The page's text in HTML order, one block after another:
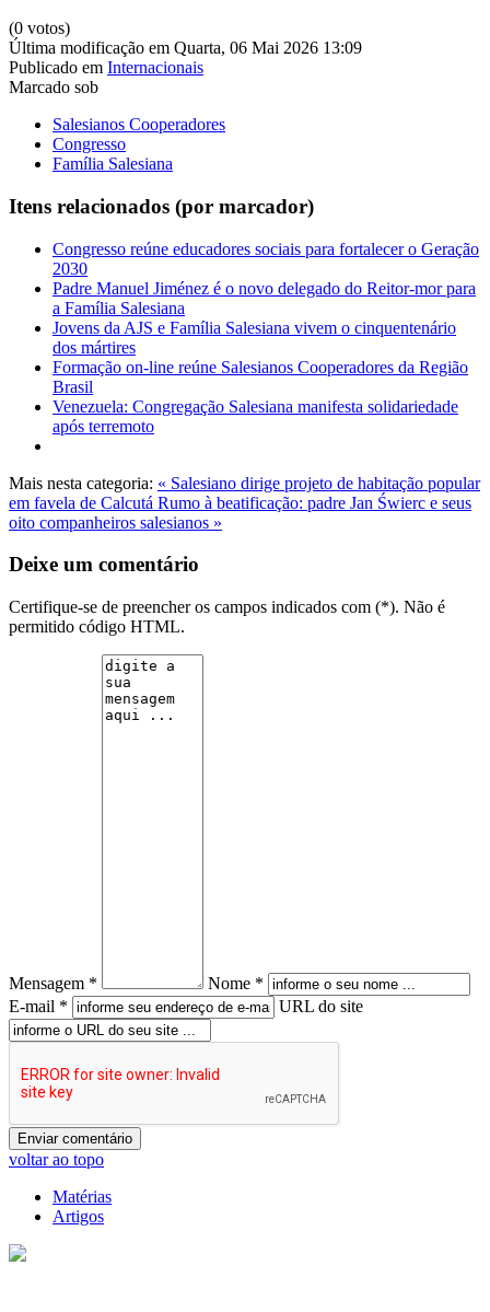
(0 votos)
Última modificação em Quarta, 06 Mai 2026 13:09
Publicado em Internacionais
Marcado sob
Salesianos Cooperadores
Congresso
Família Salesiana
Itens relacionados (por marcador)
Congresso reúne educadores sociais para fortalecer o Geração
2030
Padre Manuel Jiménez é o novo delegado do Reitor-mor para
a Família Salesiana
Jovens da AJS e Família Salesiana vivem o cinquentenário
dos mártires
Formação on-line reúne Salesianos Cooperadores da Região
Brasil
Venezuela: Congregação Salesiana manifesta solidariedade
após terremoto
Mais nesta categoria: « Salesiano dirige projeto de habitação popular
em favela de Calcutá Rumo à beatificação: padre Jan Świerc e seus
oito companheiros salesianos »
Deixe um comentário
Certifique-se de preencher os campos indicados com (*). Não é
permitido código HTML.
Mensagem *
Nome *
E-mail *
URL do site
voltar ao topo
Matérias
Artigos